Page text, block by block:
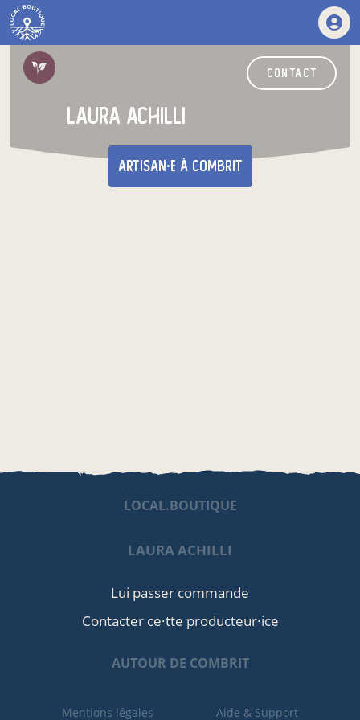
contact
laura achilli
artisan·e à Combrit
LOCAL.BOUTIQUE
LAURA ACHILLI
Lui passer commande
Contacter ce·tte producteur·ice
AUTOUR DE COMBRIT
Mentions légales Aide & Support